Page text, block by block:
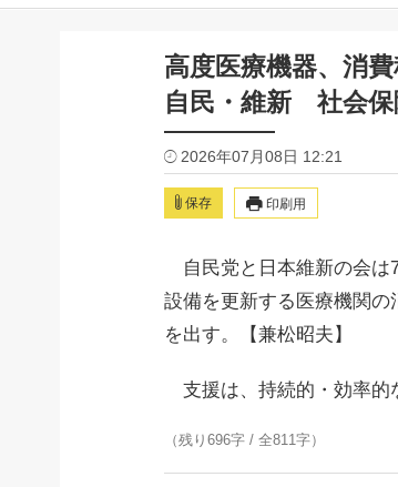
高度医療機器、消
自民・維新 社会保
2026年07月08日 12:21
保存 印刷用
自民党と日本維新の会は
設備を更新する医療機関
を出す。【兼松昭夫】
支援は、持続的・効率的
（残り696字 / 全811字）